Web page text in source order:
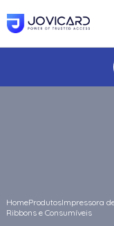
HomeProdutosImpressora
Ribbons e Consumíveis